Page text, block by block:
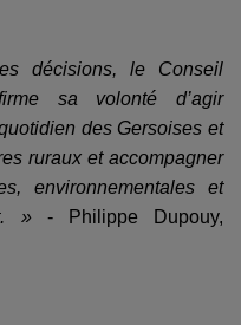
décisions, le Conseil
sa volonté d’agir
des Gersoises et
ruraux et accompagner
environnementales et
» - Philippe Dupouy,